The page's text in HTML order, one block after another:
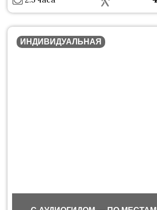
ИНДИВИДУАЛЬНАЯ